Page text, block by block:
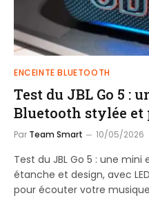
ENCEINTE BLUETOOTH
Test du JBL Go 5 :
Bluetooth stylée et
Par Team Smart 10/05/2026
Test du JBL Go 5 : une
étanche et design, avec
pour écouter votre